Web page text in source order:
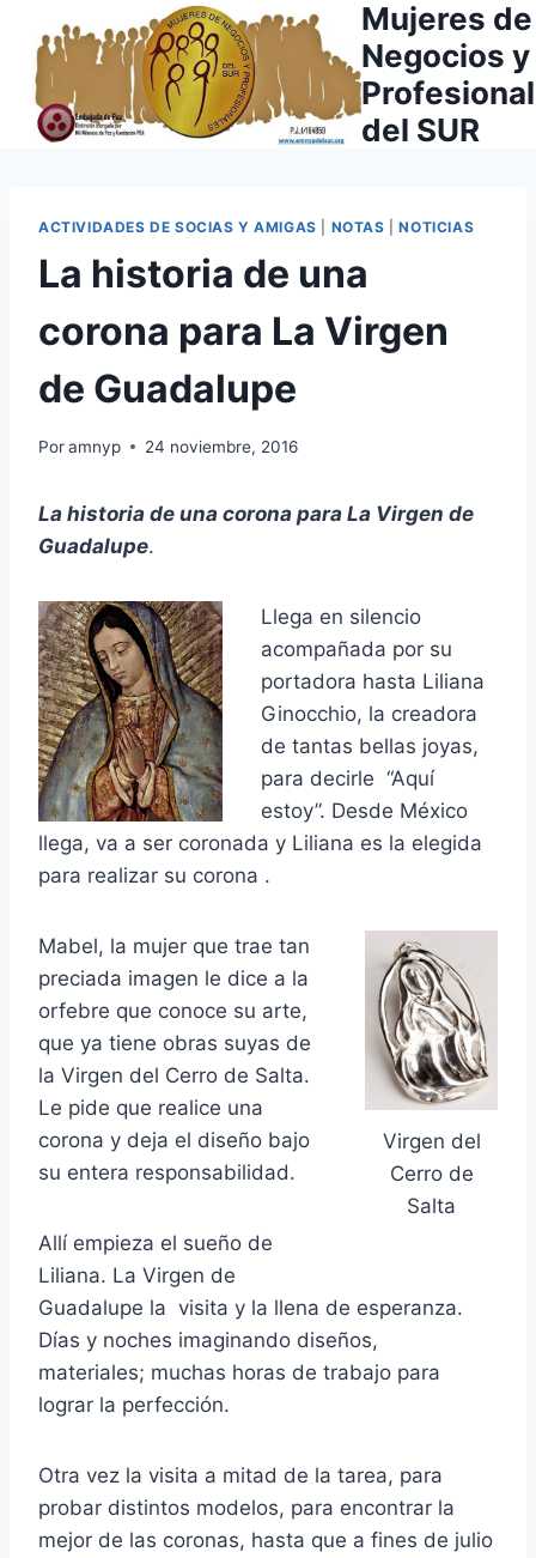
contenido
Mujeres de
Negocios y
del SUR
ACTIVIDADES DE SOCIAS Y AMIGAS NOTAS |NOTICIAS
La historia de una
corona para La Virgen
de Guadalupe
Poramnyp 24 noviembre, 2016
La historia de una corona para La Virgen de
Guadalupe.
Llega en silencio
acompañada por su
portadora hasta Liliana
Ginocchio, la creadora
de tantas bellas joyas,
para decirle “Aquí
estoy”. Desde México
llega, va a ser coronada y Liliana es la elegida
para realizar su corona .
Virgen del
Cerro de
Salta
Mabel, la mujer que trae tan
preciada imagen le dice a la
orfebre que conoce su arte,
que ya tiene obras suyas de
la Virgen del Cerro de Salta.
Le pide que realice una
corona y deja el diseño bajo
su entera responsabilidad.
Allí empieza el sueño de
Liliana. La Virgen de
Guadalupe la visita y la llena de esperanza.
Días y noches imaginando diseños,
materiales; muchas horas de trabajo para
lograr la perfección.
Otra vez la visita a mitad de la tarea, para
probar distintos modelos, para encontrar la
mejor de las coronas, hasta que a fines de julio